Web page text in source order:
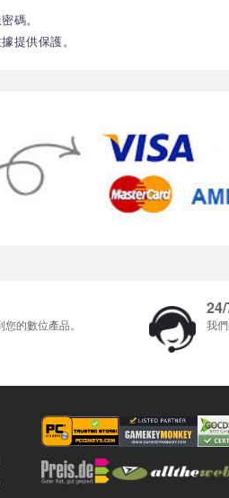
碼。
提供保護。
的數位產品。 我